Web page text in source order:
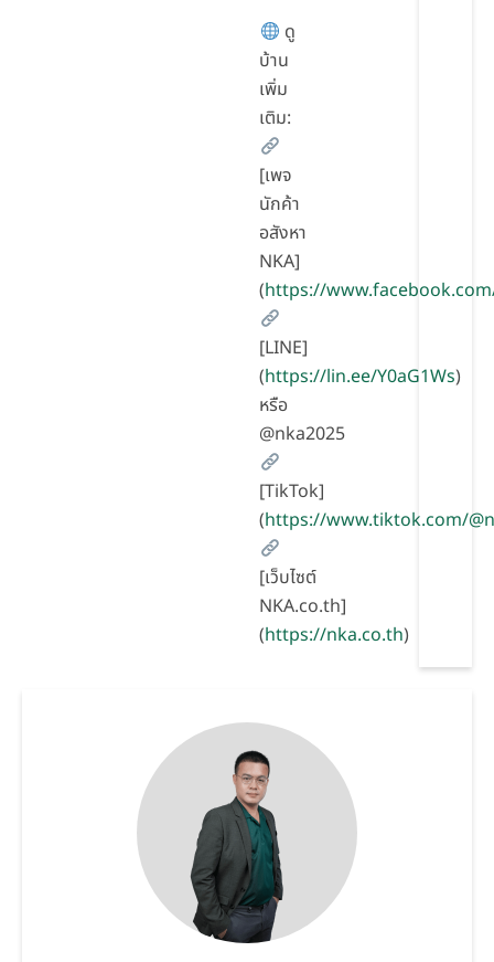
ดู
บ้าน
เพิ่ม
เติม:
[เพจ
นักค้า
อสังหา
NKA]
(https://
[LINE]
(https://lin.ee/Y0aG1Ws)
หรือ
@nka2025
[TikTok]
(https://www.tiktok.com/
[เว็บไซต์
NKA.co.th]
(https://nka.co.th)